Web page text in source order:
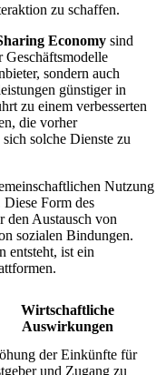
zu schaffen.
Economy sind
sondern auch
günstiger in
zu einem verbesserten
die vorher
solche Dienste zu
Nutzung
Form des
den Austausch von
sozialen Bindungen.
entsteht, ist ein
Wirtschaftliche
Auswirkungen
der Einkünfte für
und Zugang zu